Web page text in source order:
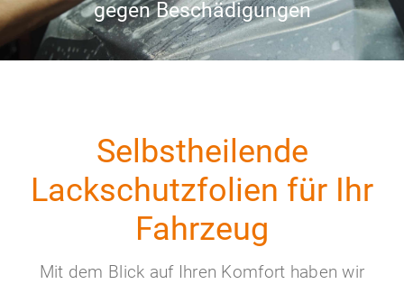
gegen Beschädigungen
Selbstheilende
Lackschutzfolien für Ihr
Fahrzeug
Mit dem Blick auf Ihren Komfort haben wir